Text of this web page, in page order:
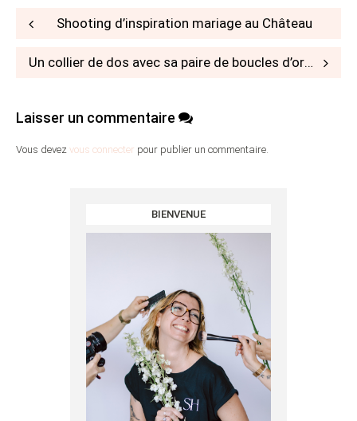
Post
Shooting d’inspiration mariage au Château
Un collier de dos avec sa paire de boucles d’oreilles à gagner !
Laisser un commentaire
Vous devez vous connecter pour publier un commentaire.
BIENVENUE